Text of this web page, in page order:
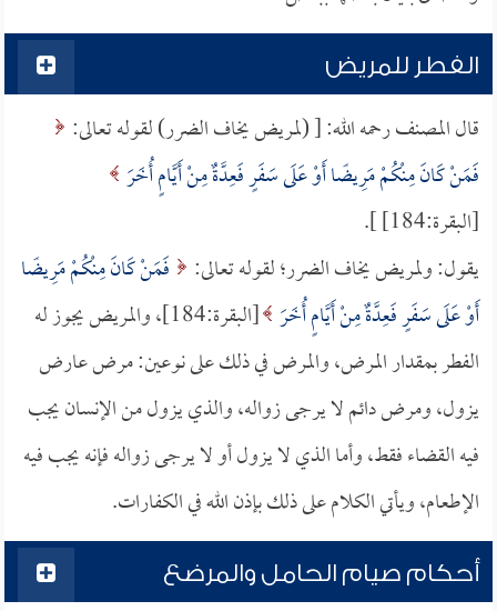
الفطر للمريض
قال المصنف رحمه الله: [ (لمريض يخاف الضرر) لقوله تعالى:
فَمَنْ كَانَ مِنْكُمْ مَرِيضًا أَوْ عَلَى سَفَرٍ فَعِدَّةٌ مِنْ أَيَّامٍ أُخَرَ
[البقرة:184] ].
يقول: ولمريض يخاف الضرر؛ لقوله تعالى:
فَمَنْ كَانَ مِنْكُمْ مَرِيضًا
أَوْ عَلَى سَفَرٍ فَعِدَّةٌ مِنْ أَيَّامٍ أُخَرَ
[البقرة:184]، والمريض يجوز له
الفطر بمقدار المرض، والمرض في ذلك على نوعين: مرض عارض
يزول، ومرض دائم لا يرجى زواله، والذي يزول من الإنسان يجب
فيه القضاء فقط، وأما الذي لا يزول أو لا يرجى زواله فإنه يجب فيه
الإطعام، ويأتي الكلام على ذلك بإذن الله في الكفارات.
أحكام صيام الحامل والمرضع